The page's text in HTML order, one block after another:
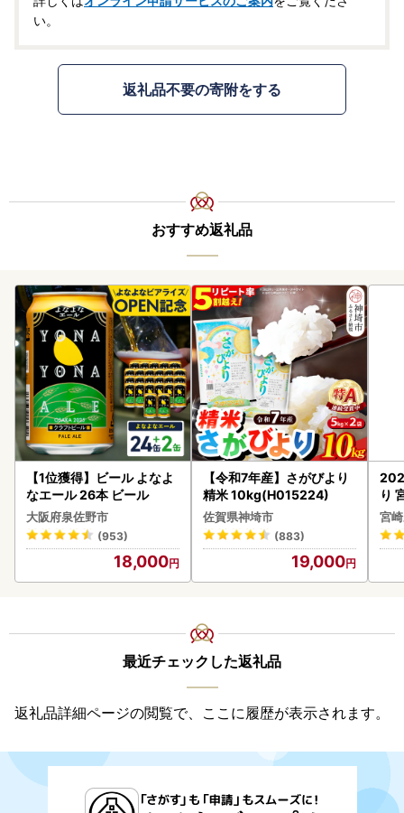
い。
返礼品不要の寄附をする
おすすめ返礼品
【1位獲得】ビール よなよ
なエール 26本 ビール
大阪府泉佐野市
(953)
18,000
【令和7年産】さがびより
精米 10kg(H015224)
佐賀県神埼市
(883)
19,000
り
宮
最近チェックした返礼品
返礼品詳細ページの閲覧で、ここに履歴が表示されます。